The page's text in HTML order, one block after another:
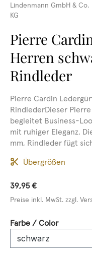
Lindenmann GmbH & Co.
KG
Pierre
Herren
Rindleder
Pierre Cardin
RindlederDieser
begleitet Business-
mit ruhiger Eleganz.
mm, Rindleder fügt
Übergrößen
39,95 €
Preise inkl. MwSt. zzgl.
Farbe / Colorauswählen